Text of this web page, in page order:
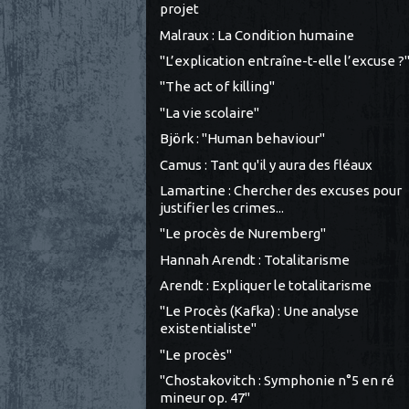
projet
Malraux : La Condition humaine
"L’explication entraîne-t-elle l’excuse ?"
"The act of killing"
"La vie scolaire"
Björk : "Human behaviour"
Camus : Tant qu'il y aura des fléaux
Lamartine : Chercher des excuses pour
justifier les crimes...
"Le procès de Nuremberg"
Hannah Arendt : Totalitarisme
Arendt : Expliquer le totalitarisme
"Le Procès (Kafka) : Une analyse
existentialiste"
"Le procès"
"Chostakovitch : Symphonie n°5 en ré
mineur op. 47"